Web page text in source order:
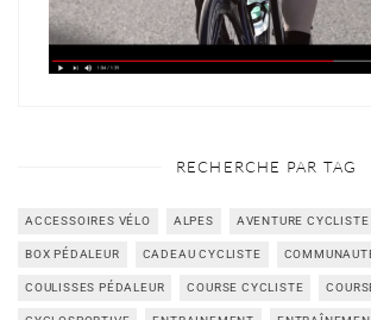
RECHERCHE PAR TAG
ACCESSOIRES VÉLO ALPES AVENTURE CYCLISTE
BOX PÉDALEUR CADEAU CYCLISTE
COULISSES PÉDALEUR COURSE CYCLISTE